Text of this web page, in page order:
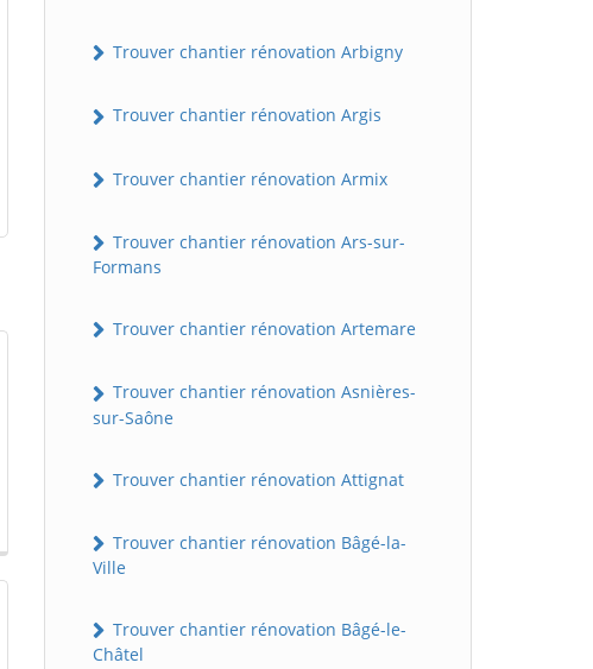
Trouver chantier rénovation Arbigny
Trouver chantier rénovation Argis
Trouver chantier rénovation Armix
Trouver chantier rénovation Ars-sur-
Formans
Trouver chantier rénovation Artemare
Trouver chantier rénovation Asnières-
sur-Saône
Trouver chantier rénovation Attignat
Trouver chantier rénovation Bâgé-la-
Ville
Trouver chantier rénovation Bâgé-le-
Châtel